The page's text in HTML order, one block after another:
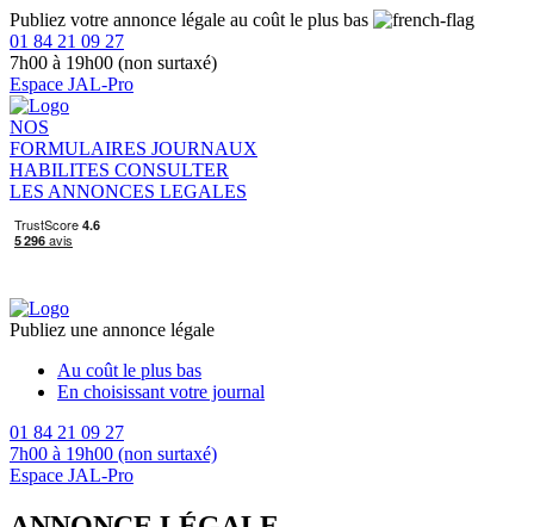
Publiez votre annonce légale au coût le plus bas
01 84 21 09 27
7h00 à 19h00 (non surtaxé)
Espace JAL-Pro
NOS
FORMULAIRES JOURNAUX
HABILITES CONSULTER
LES ANNONCES LEGALES
Publiez une annonce légale
Au coût le plus bas
En choisissant votre journal
01 84 21 09 27
7h00 à 19h00 (non surtaxé)
Espace JAL-Pro